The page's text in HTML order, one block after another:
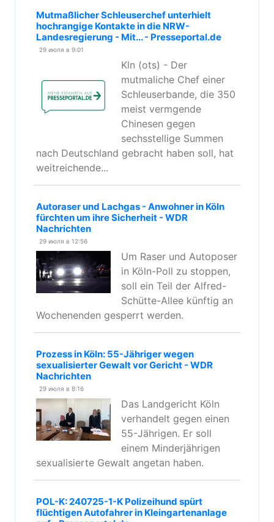
Mutmaßlicher Schleuserchef unterhielt
hochrangige Kontakte in die NRW-
Landesregierung - Mit... - Presseportal.de
29 июля в 9:01
Kln (ots) - Der
mutmaliche Chef einer
Schleuserbande, die 350
meist vermgende
Chinesen gegen
sechsstellige Summen
nach Deutschland gebracht haben soll, hat
weitreichende...
Autoraser und Lachgas - Anwohner in Köln
fürchten um ihre Sicherheit - WDR
Nachrichten
29 июля в 12:56
Um Raser und Autoposer
in Köln-Poll zu stoppen,
soll ein Teil der Alfred-
Schütte-Allee künftig an
Wochenenden gesperrt werden.
Prozess in Köln: 55-Jähriger wegen
sexualisierter Gewalt vor Gericht - WDR
Nachrichten
29 июля в 8:16
Das Landgericht Köln
verhandelt gegen einen
55-Jährigen. Er soll
einem Minderjährigen
sexualisierte Gewalt angetan haben.
POL-K: 240725-1-K Polizeihund spürt
flüchtigen Autofahrer in Kleingartenanlage